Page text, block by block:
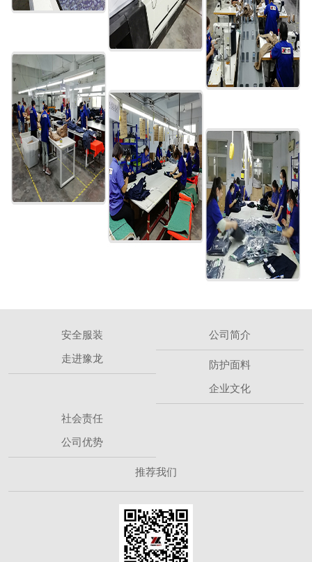
安全服装
走进豫龙
公司简介
防护面料
企业文化
社会责任
公司优势
推荐我们